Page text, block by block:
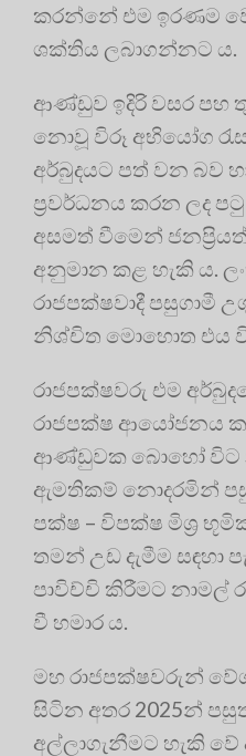
කරන්නේ එම ඉරණම
ශක්තිය ලබාගන්නට ය.
ආණ්ඩුව ඉදිරි වසර පහ
නොවූ විරූ අභියෝග
අර්බුදයට පත් වන බව
ප්‍රවර්ධනය කරන ලද
අසමත් වීමෙන්
අනුමාන කළ හැකි ය.
රාජපක්ෂවාදී පසුගාමී
නිශ්චිත මොහොත එය
රාජපක්ෂවරු එම
රාජපක්ෂ ආයෝජනය
ආණ්ඩුවක බොහෝ විට
ඇමතිකම් නොදරමින්
පක්ෂ – විපක්ෂ මිශ්‍ර
තමන් උඩ දැමීම සඳහා
පාවිච්චි කිරීමට නාමල්
වී හමාර ය.
මහ රාජපක්ෂවරුන්
සිටින අතර 2025න්
අල්ලාගැනීමට හැකි